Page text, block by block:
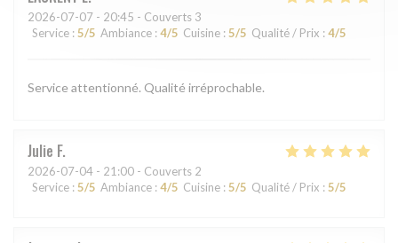
2026-07-07 - 20:45 - Couverts 3
Service : 5/5 Ambiance : 4/5 Cuisine : 5/5 Qualité / Prix : 4/5
Service attentionné. Qualité irréprochable.
Julie F
2026-07-04 - 21:00 - Couverts 2
Service : 5/5 Ambiance : 4/5 Cuisine : 5/5 Qualité / Prix : 5/5